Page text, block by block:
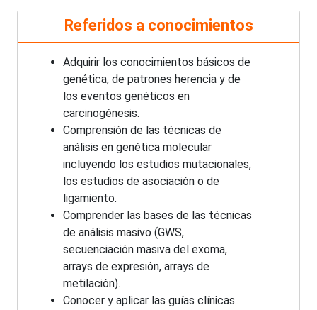
Referidos a conocimientos
Adquirir los conocimientos básicos de
genética, de patrones herencia y de
los eventos genéticos en
carcinogénesis.
Comprensión de las técnicas de
análisis en genética molecular
incluyendo los estudios mutacionales,
los estudios de asociación o de
ligamiento.
Comprender las bases de las técnicas
de análisis masivo (GWS,
secuenciación masiva del exoma,
arrays de expresión, arrays de
metilación).
Conocer y aplicar las guías clínicas